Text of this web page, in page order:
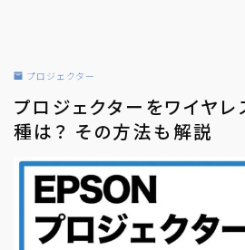
プロジェクター
プロジェクターをワイヤ
種は？ その方法も解説